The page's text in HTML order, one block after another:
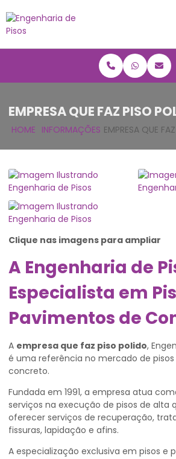
EMPRESA QUE FAZ PISO
HOME INFORMAÇÕES EMPRESA QUE
Clique nas imagens para ampliar
A Engenharia de
Especialista em
Pavimentos de
A empresa que faz piso polido,
é uma referência no mercado de
concreto.
Fundada em 1991, a empresa atua
serviços na execução de pisos de alta
oferecer serviços de recuperação,
fissuras, lapidação e afins.
A especialização exclusiva em pisos e